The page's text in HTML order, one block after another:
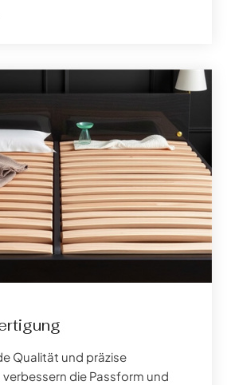
Qualität und präzise
die Passform und